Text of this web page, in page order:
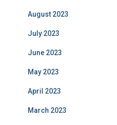
August 2023
July 2023
June 2023
May 2023
April 2023
March 2023